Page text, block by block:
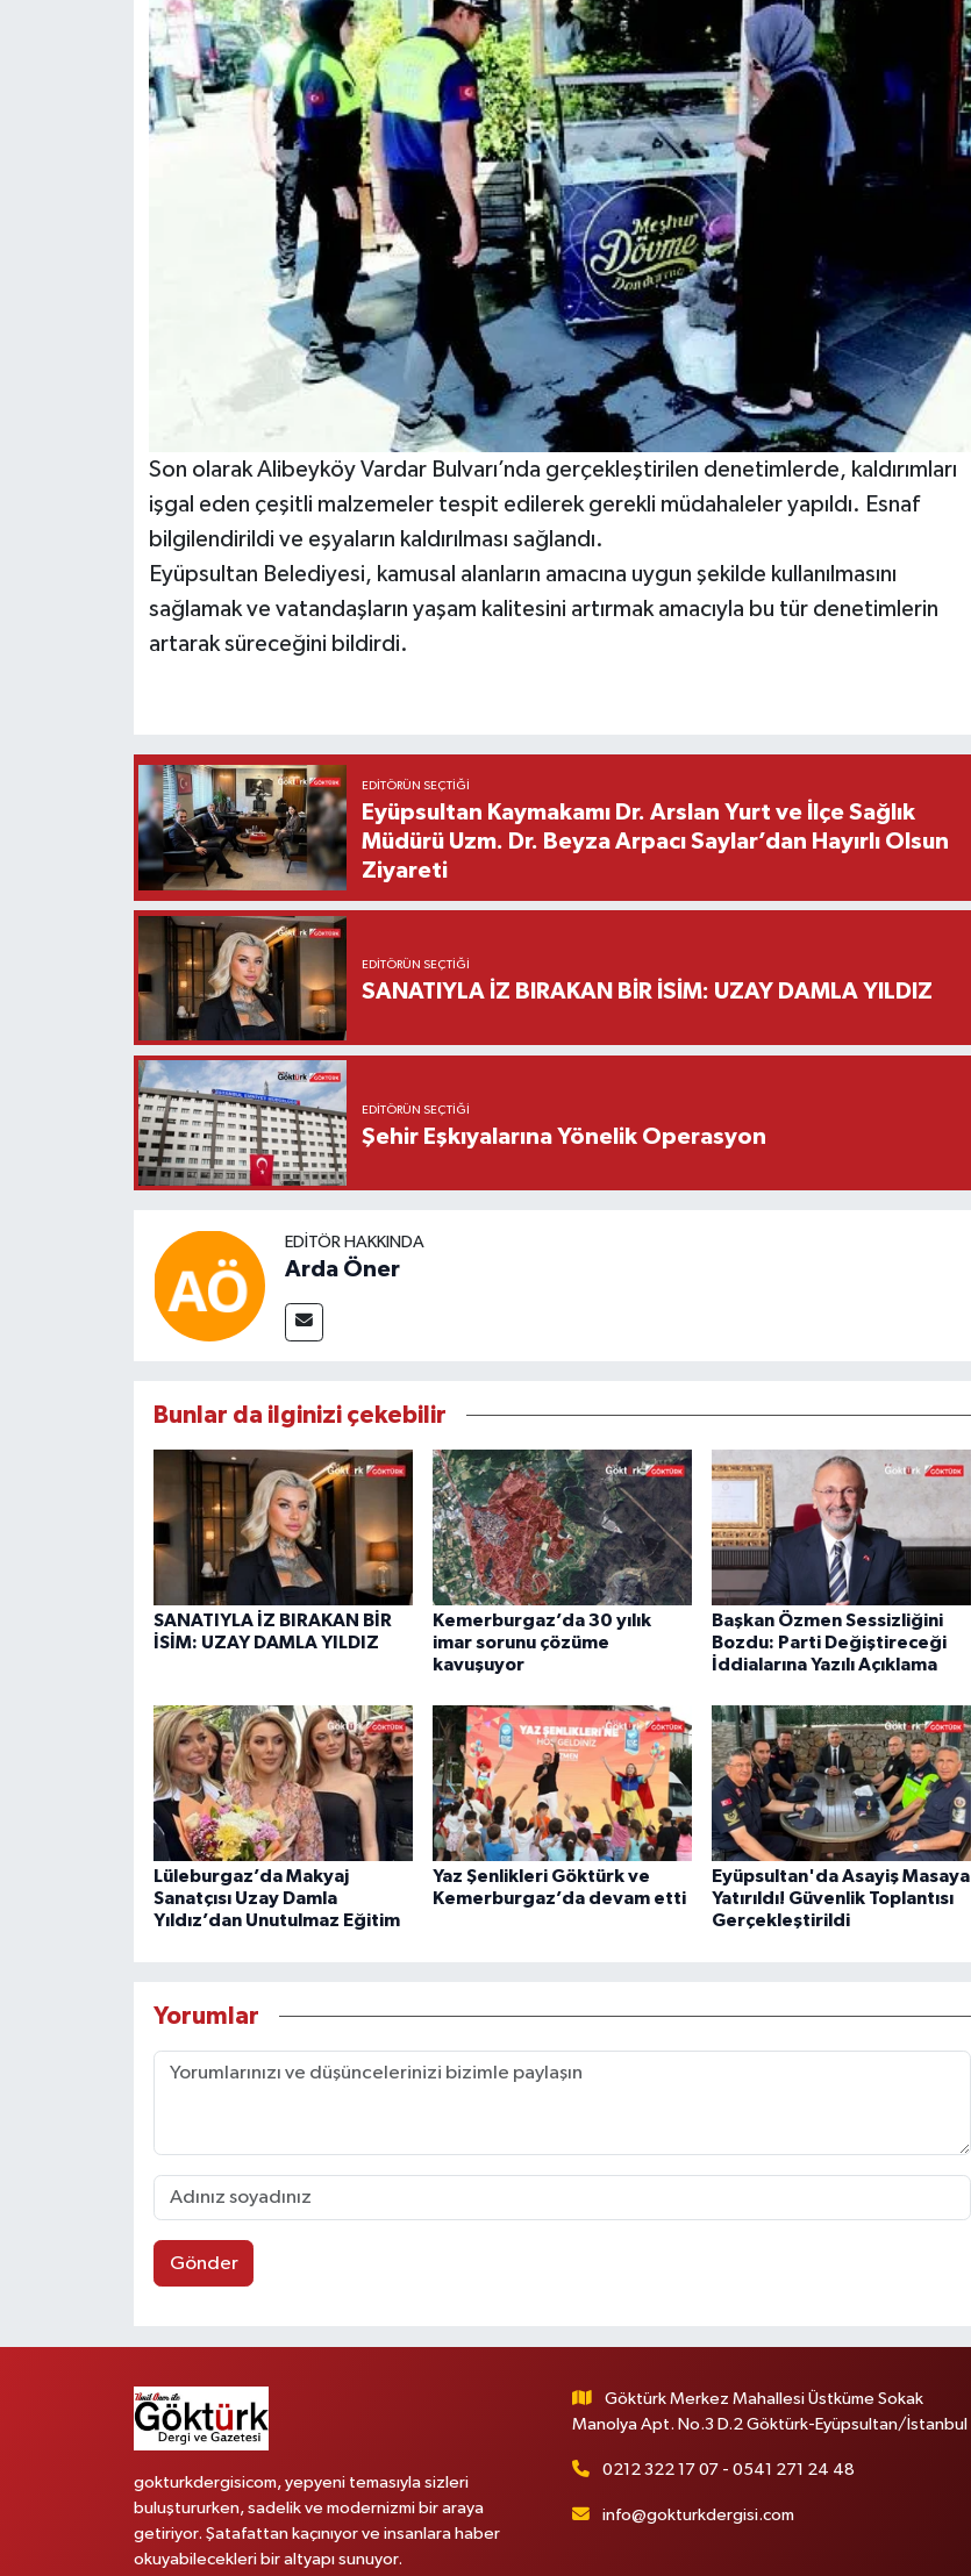
Son olarak Alibeyköy Vardar Bulvarı’nda gerçekleştirilen denetimlerde, kaldırımları
işgal eden çeşitli malzemeler tespit edilerek gerekli müdahaleler yapıldı. Esnaf
bilgilendirildi ve eşyaların kaldırılması sağlandı.
Eyüpsultan Belediyesi, kamusal alanların amacına uygun şekilde kullanılmasını
sağlamak ve vatandaşların yaşam kalitesini artırmak amacıyla bu tür denetimlerin
artarak süreceğini bildirdi.
EDITÖRÜN SEÇTIĞI
Eyüpsultan Kaymakamı Dr. Arslan Yurt ve İlçe Sağlık
Müdürü Uzm. Dr. Beyza Arpacı Saylar’dan Hayırlı Olsun
Ziyareti
EDITÖRÜN SEÇTIĞI
SANATIYLA İZ BIRAKAN BİR İSİM: UZAY DAMLA YILDIZ
EDITÖRÜN SEÇTIĞI
Şehir Eşkıyalarına Yönelik Operasyon
EDITÖR HAKKINDA
Arda Öner
Bunlar da ilginizi çekebilir
SANATIYLA İZ BIRAKAN BİR
İSİM: UZAY DAMLA YILDIZ
Kemerburgaz’da 30 yılık
imar sorunu çözüme
kavuşuyor
Başkan Özmen Sessizliğini
Bozdu: Parti Değiştireceği
İddialarına Yazılı Açıklama
Lüleburgaz’da Makyaj
Sanatçısı Uzay Damla
Yıldız’dan Unutulmaz Eğitim
Yaz Şenlikleri Göktürk ve
Kemerburgaz’da devam etti
Eyüpsultan'da Asayiş Masaya
Yatırıldı! Güvenlik Toplantısı
Gerçekleştirildi
Yorumlar
Gönder
gokturkdergisicom, yepyeni temasıyla sizleri
buluştururken, sadelik ve modernizmi bir araya
getiriyor. Şatafattan kaçınıyor ve insanlara haber
okuyabilecekleri bir altyapı sunuyor.
Göktürk Merkez Mahallesi Üstküme Sokak
Manolya Apt. No.3 D.2 Göktürk-Eyüpsultan/İstanbul
0212 322 17 07 - 0541 271 24 48
info@gokturkdergisi.com